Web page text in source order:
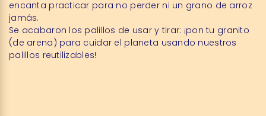
encanta practicar para no perder ni un grano de arroz
jamás.
Se acabaron los palillos de usar y tirar: ¡pon tu granito
(de arena) para cuidar el planeta usando nuestros
palillos reutilizables!